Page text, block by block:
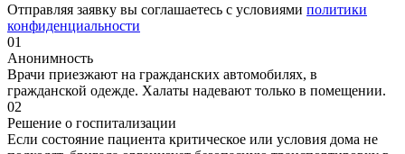
Отправляя заявку вы соглашаетесь с условиями политики
конфиденциальности
01
Анонимность
Врачи приезжают на гражданских автомобилях, в
гражданской одежде. Халаты надевают только в помещении.
02
Решение о госпитализации
Если состояние пациента критическое или условия дома не